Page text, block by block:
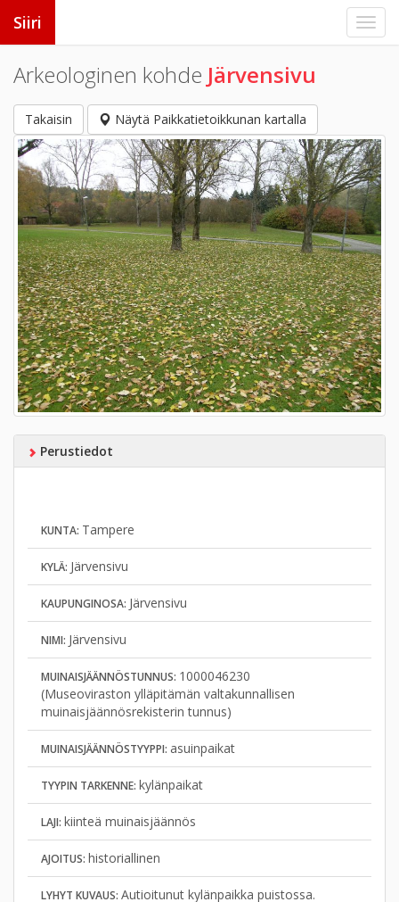
Siiri
Arkeologinen kohde Järvensivu
Takaisin Näytä Paikkatietoikkunan kartalla
Perustiedot
KUNTA: Tampere
KYLÄ: Järvensivu
KAUPUNGINOSA: Järvensivu
NIMI: Järvensivu
MUINAISJÄÄNNÖSTUNNUS: 1000046230
(Museoviraston ylläpitämän valtakunnallisen
muinaisjäännösrekisterin tunnus)
MUINAISJÄÄNNÖSTYYPPI: asuinpaikat
TYYPIN TARKENNE: kylänpaikat
LAJI: kiinteä muinaisjäännös
AJOITUS: historiallinen
LYHYT KUVAUS: Autioitunut kylänpaikka puistossa.